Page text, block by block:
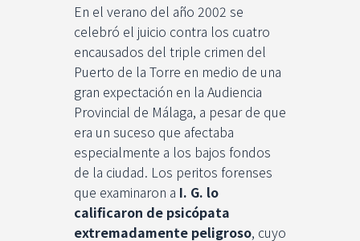
En el verano del año 2002 se
celebró el juicio contra los cuatro
encausados del triple crimen del
Puerto de la Torre en medio de una
gran expectación en la Audiencia
Provincial de Málaga, a pesar de que
era un suceso que afectaba
especialmente a los bajos fondos
de la ciudad. Los peritos forenses
que examinaron a I. G. lo
calificaron de psicópata
extremadamente peligroso, cuyo